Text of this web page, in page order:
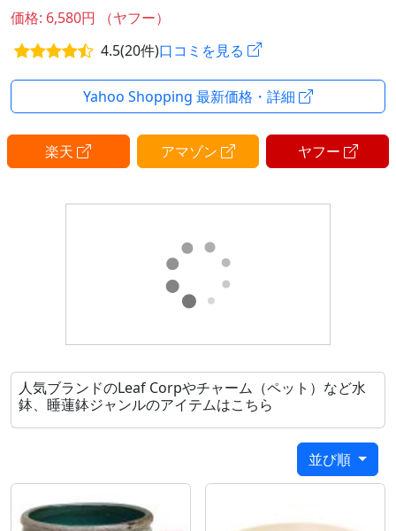
底面直径 26 (cm)
厚み 1、上部厚み 2、底厚み 2(cm)
●重量（約）：11kg
●水の容量：25L
【ご了承ください】
あります。
●屋外でご使用いただける製品ですが、紫外線、風
雨、ホコリ等による経年変化によって、
商品の劣化や色の変化、汚れの付着等が起こります。
日常のご使用方法、メンテナンス等で、商品の寿命も
大きく変わります。特に寒冷地では水分の凍結によ
り、
ひび割れや破損、塗装のはがれが生じる場合がありま
※防水加工済ですが、多少水が染み出す場合があるた
め、屋外でのご使用をおすすめします。
価格: 6,580円 （ヤフー）
4.5(20件)口コミを見る
Yahoo Shopping 最新価格・詳細
楽天 アマゾン ヤフー
人気ブランドのLeaf Corpやチャーム（ペット）など水
鉢、睡蓮鉢ジャンルのアイテムはこちら
並び順